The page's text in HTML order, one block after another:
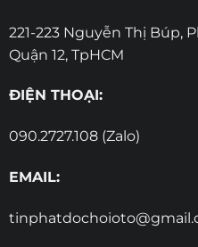
221-223 Nguyễn Thị Búp,
Quận 12, TpHCM
ĐIỆN THOẠI:
090.2727.108 (Zalo)
EMAIL: